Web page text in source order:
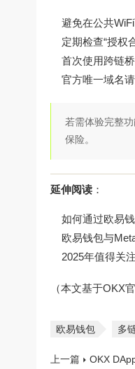
避免在公共WiFi
定期检查“授权
首次使用跨链
官方唯一域名
若需体验完整
保险。
延伸阅读 ：
如何通过欧易
欧易钱包与
2025年值得关
（本文基于OKX
欧易钱包 多
上一篇
OKX